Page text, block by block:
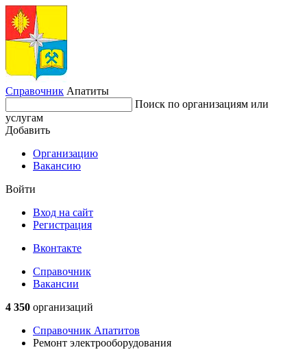
Справочник Апатиты
Поиск по организациям или
услугам
Добавить
Организацию
Вакансию
Войти
Вход на сайт
Регистрация
Вконтакте
Справочник
Вакансии
4 350 организаций
Справочник Апатитов
Ремонт электрооборудования